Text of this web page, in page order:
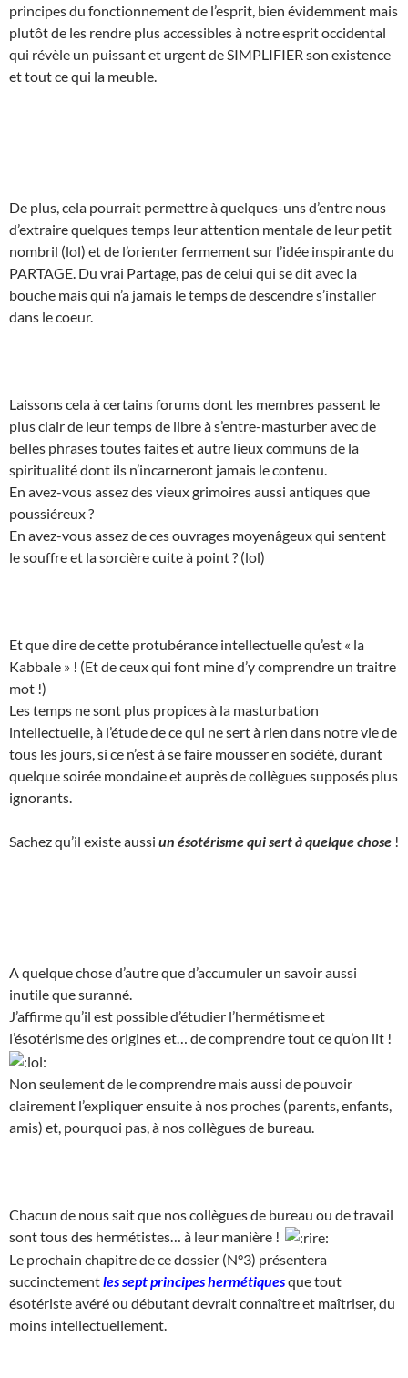
principes du fonctionnement de l’esprit, bien évidemment mais
plutôt de les rendre plus accessibles à notre esprit occidental
qui révèle un puissant et urgent de SIMPLIFIER son existence
et tout ce qui la meuble.
De plus, cela pourrait permettre à quelques-uns d’entre nous
d’extraire quelques temps leur attention mentale de leur petit
nombril (lol) et de l’orienter fermement sur l’idée inspirante du
PARTAGE. Du vrai Partage, pas de celui qui se dit avec la
bouche mais qui n’a jamais le temps de descendre s’installer
dans le coeur.
Laissons cela à certains forums dont les membres passent le
plus clair de leur temps de libre à s’entre-masturber avec de
belles phrases toutes faites et autre lieux communs de la
spiritualité dont ils n’incarneront jamais le contenu.
En avez-vous assez des vieux grimoires aussi antiques que
poussiéreux ?
En avez-vous assez de ces ouvrages moyenâgeux qui sentent
le souffre et la sorcière cuite à point ? (lol)
Et que dire de cette protubérance intellectuelle qu’est « la
Kabbale » ! (Et de ceux qui font mine d’y comprendre un traitre
mot !)
Les temps ne sont plus propices à la masturbation
intellectuelle, à l’étude de ce qui ne sert à rien dans notre vie de
tous les jours, si ce n’est à se faire mousser en société, durant
quelque soirée mondaine et auprès de collègues supposés plus
ignorants.
Sachez qu’il existe aussi un ésotérisme qui sert à quelque chose !
A quelque chose d’autre que d’accumuler un savoir aussi
inutile que suranné.
J’affirme qu’il est possible d’étudier l’hermétisme et
l’ésotérisme des origines et… de comprendre tout ce qu’on lit !
Non seulement de le comprendre mais aussi de pouvoir
clairement l’expliquer ensuite à nos proches (parents, enfants,
amis) et, pourquoi pas, à nos collègues de bureau.
Chacun de nous sait que nos collègues de bureau ou de travail
sont tous des hermétistes… à leur manière !
Le prochain chapitre de ce dossier (N°3) présentera
succinctementles sept principes hermétiquesque tout
ésotériste avéré ou débutant devrait connaître et maîtriser, du
moins intellectuellement.